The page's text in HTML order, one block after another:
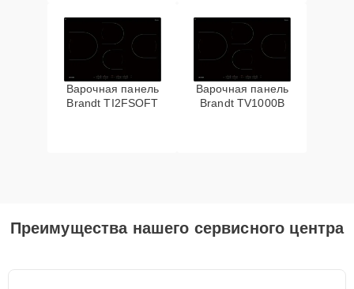
Варочная панель
Brandt TI2FSOFT
Варочная панель
Brandt TV1000B
Преимущества нашего сервисного центра